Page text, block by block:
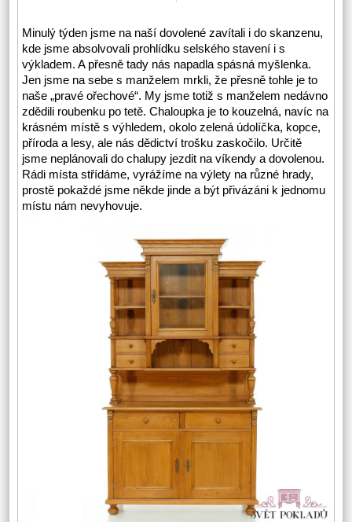
Minulý týden jsme na naší dovolené zavítali i do skanzenu,
kde jsme absolvovali prohlídku selského stavení i s
výkladem. A přesně tady nás napadla spásná myšlenka.
Jen jsme na sebe s manželem mrkli, že přesně tohle je to
naše „pravé ořechové“. My jsme totiž s manželem nedávno
zdědili roubenku po tetě. Chaloupka je to kouzelná, navíc na
krásném místě s výhledem, okolo zelená údolíčka, kopce,
příroda a lesy, ale nás dědictví trošku zaskočilo. Určitě
jsme neplánovali do chalupy jezdit na víkendy a dovolenou.
Rádi místa střídáme, vyrážíme na výlety na různé hrady,
prostě pokaždé jsme někde jinde a být přivázáni k jednomu
místu nám nevyhovuje.